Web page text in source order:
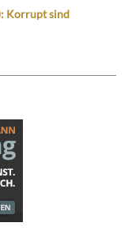
Korrupt sind